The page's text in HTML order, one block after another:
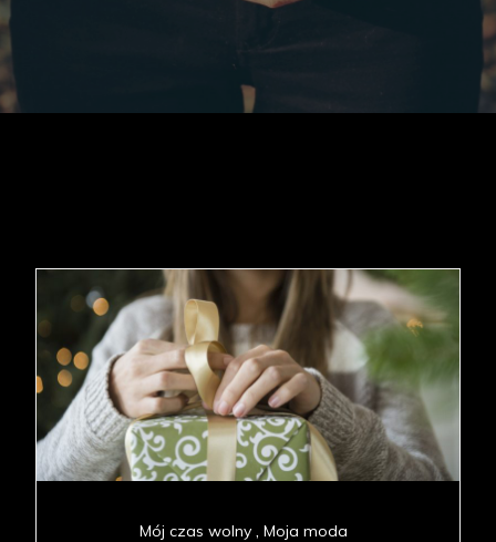
Mój czas wolny Moja moda